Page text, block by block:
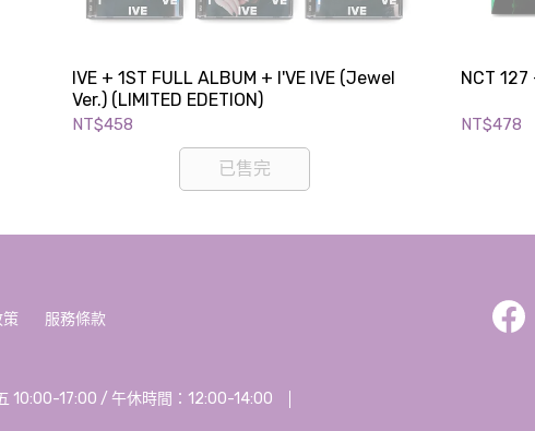
IVE + 1ST FULL ALBUM + I'VE IVE (Jewel
Ver.) (LIMITED EDETION)
NT$458
已售完
NCT 127
NT$478
策 服務條款
10:00-17:00 / 午休時間：12:00-14:00